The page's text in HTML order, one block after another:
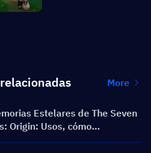
More
Estelares de The Seven
Origin: Usos, cómo
mejores consejos de gasto